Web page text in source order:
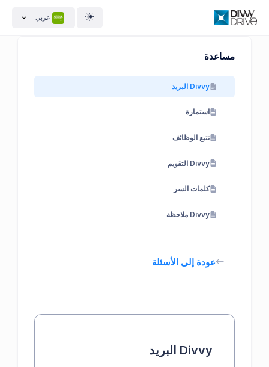
مساعدة
Divvy البريد
استمارة
تتبع الوظائف
Divvy التقويم
كلمات السر
Divvy ملاحظة
عودة إلى الأسئلة
Divvy البريد